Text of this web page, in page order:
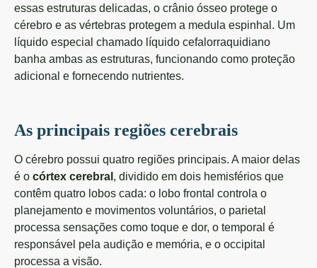
essas estruturas delicadas, o crânio ósseo protege o
cérebro e as vértebras protegem a medula espinhal. Um
líquido especial chamado líquido cefalorraquidiano
banha ambas as estruturas, funcionando como proteção
adicional e fornecendo nutrientes.
As principais regiões cerebrais
O cérebro possui quatro regiões principais. A maior delas
é o córtex cerebral , dividido em dois hemisférios que
contêm quatro lobos cada: o lobo frontal controla o
planejamento e movimentos voluntários, o parietal
processa sensações como toque e dor, o temporal é
responsável pela audição e memória, e o occipital
processa a visão.